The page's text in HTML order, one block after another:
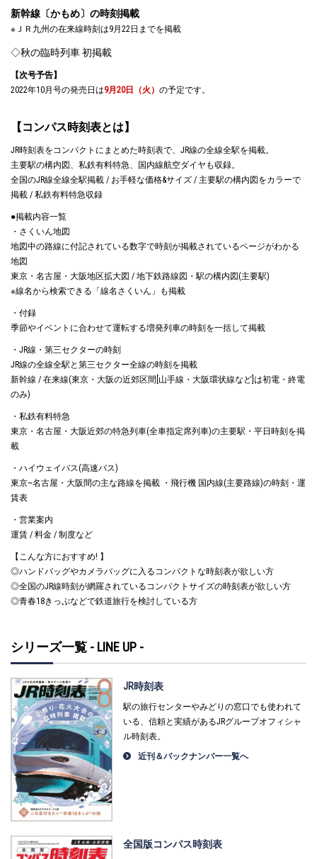
新幹線〔かもめ〕の時刻掲載
※ＪＲ九州の在来線時刻は9月22日までを掲載
◇秋の臨時列車 初掲載
【次号予告】
2022年10月号の発売日は9月20日（火） の予定です。
【コンパス時刻表とは】
JR時刻表をコンパクトにまとめた時刻表で、JR線の全線全駅を掲載。
主要駅の構内図、私鉄有料特急、国内線航空ダイヤも収録。
全国のJR線全線全駅掲載 / お手軽な価格&サイズ / 主要駅の構内図をカラーで
掲載 / 私鉄有料特急収録
●掲載内容一覧
・さくいん地図
地図中の路線に付記されている数字で時刻が掲載されているページがわかる
地図
東京・名古屋・大阪地区拡大図 / 地下鉄路線図・駅の構内図(主要駅)
※線名から検索できる「線名さくいん」も掲載
・付録
季節やイベントに合わせて運転する増発列車の時刻を一括して掲載
・JR線・第三セクターの時刻
JR線の全線全駅と第三セクター全線の時刻を掲載
新幹線 / 在来線(東京・大阪の近郊区間[山手線・大阪環状線など]は初電・終電
のみ)
・私鉄有料特急
東京・名古屋・大阪近郊の特急列車(全車指定席列車)の主要駅・平日時刻を掲
載
・ハイウェイバス(高速バス)
東京~名古屋・大阪間の主な路線を掲載 ・飛行機 国内線(主要路線)の時刻・運
賃表
・営業案内
運賃 / 料金 / 制度など
【こんな方におすすめ! 】
◎ハンドバッグやカメラバッグに入るコンパクトな時刻表が欲しい方
◎全国のJR線時刻が網羅されているコンパクトサイズの時刻表が欲しい方
◎青春18きっぷなどで鉄道旅行を検討している方
シリーズ一覧 - LINE UP -
JR時刻表
駅の旅行センターやみどりの窓口でも使われて
いる、信頼と実績があるJRグループオフィシャ
ル時刻表。
近刊＆バックナンバー一覧へ
全国版コンパス時刻表